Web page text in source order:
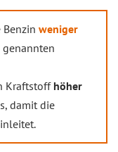
weniger
genannten
Kraftstoff höher
damit die